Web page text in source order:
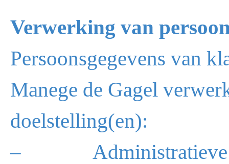
Verwerking van
Persoonsgegevens van
Manege de Gagel
doelstelling(en):
– Administratieve